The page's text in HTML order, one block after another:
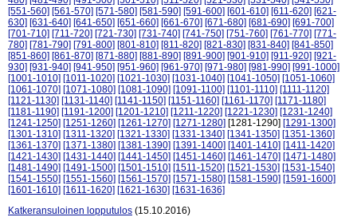
[551-560] [561-570] [571-580] [581-590] [591-600] [601-610] [611-620] [621-
630] [631-640] [641-650] [651-660] [661-670] [671-680] [681-690] [691-700]
[701-710] [711-720] [721-730] [731-740] [741-750] [751-760] [761-770] [771-
780] [781-790] [791-800] [801-810] [811-820] [821-830] [831-840] [841-850]
[851-860] [861-870] [871-880] [881-890] [891-900] [901-910] [911-920] [921-
930] [931-940] [941-950] [951-960] [961-970] [971-980] [981-990] [991-1000]
[1001-1010] [1011-1020] [1021-1030] [1031-1040] [1041-1050] [1051-1060]
[1061-1070] [1071-1080] [1081-1090] [1091-1100] [1101-1110] [1111-1120]
[1121-1130] [1131-1140] [1141-1150] [1151-1160] [1161-1170] [1171-1180]
[1181-1190] [1191-1200] [1201-1210] [1211-1220] [1221-1230] [1231-1240]
[1241-1250] [1251-1260] [1261-1270] [1271-1280] [1281-1290] [1291-1300]
[1301-1310] [1311-1320] [1321-1330] [1331-1340] [1341-1350] [1351-1360]
[1361-1370] [1371-1380] [1381-1390] [1391-1400] [1401-1410] [1411-1420]
[1421-1430] [1431-1440] [1441-1450] [1451-1460] [1461-1470] [1471-1480]
[1481-1490] [1491-1500] [1501-1510] [1511-1520] [1521-1530] [1531-1540]
[1541-1550] [1551-1560] [1561-1570] [1571-1580] [1581-1590] [1591-1600]
[1601-1610] [1611-1620] [1621-1630] [1631-1636]
Katkeransuloinen lopputulos (15.10.2016)